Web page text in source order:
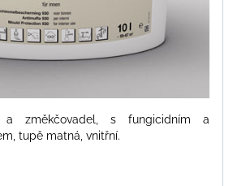
a změkčovadel, s fungicidním a
tupě matná, vnitřní.